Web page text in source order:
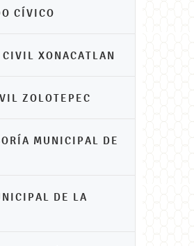
CÍVICO
XONACATLAN
ZOLOTEPEC
MUNICIPAL DE
DE LA